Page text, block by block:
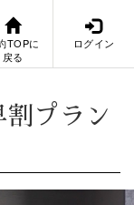
TOPに
戻る
ログイン
割プラン